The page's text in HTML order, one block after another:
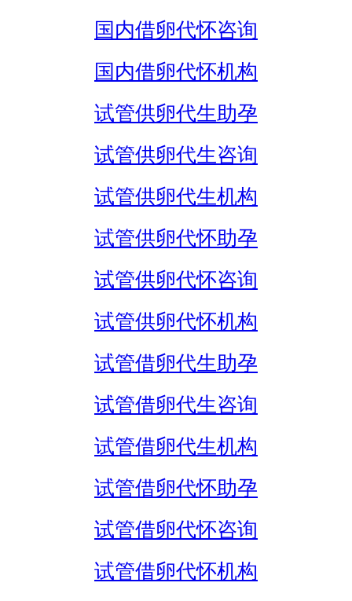
国内借卵代怀咨询
国内借卵代怀机构
试管供卵代生助孕
试管供卵代生咨询
试管供卵代生机构
试管供卵代怀助孕
试管供卵代怀咨询
试管供卵代怀机构
试管借卵代生助孕
试管借卵代生咨询
试管借卵代生机构
试管借卵代怀助孕
试管借卵代怀咨询
试管借卵代怀机构